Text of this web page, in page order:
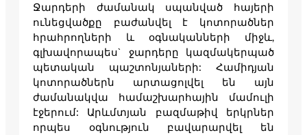
Ջարդերի ժամանակ սպանված հայերի
ունեցվածքը բաժանվել է կոտորածներ
հրահրողների և օգնականների միջև,
գլխավորապես` ջարդերը կազմակերպած
պետական պաշտոնյաների: Համիդյան
կոտորածներն արտացոլվել են այն
ժամանակվա համաշխարհային մամուլի
էջերում: Արևմտյան բազմաթիվ երկրներ
որպես օգնություն բավարարվել են